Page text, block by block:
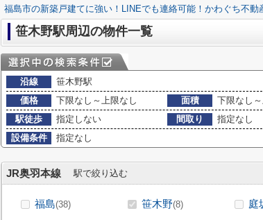
福島市の新築戸建てに強い！LINEでも連絡可能！かわぐち不動
笹木野駅周辺の物件一覧
沿線
笹木野駅
価格
下限なし～上限なし 面積 下限なし
駅徒歩
指定しない 間取り
指定なし
設備条件
指定なし
JR奥羽本線 駅で絞り込む
福島(38) 笹木野(8) 庭